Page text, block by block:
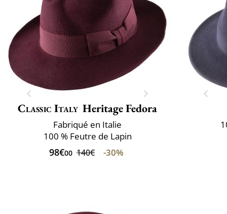
Classic Italy Heritage Fedora
Fabriqué en Italie
100 % Feutre de Lapin
98€00 140€ -30%